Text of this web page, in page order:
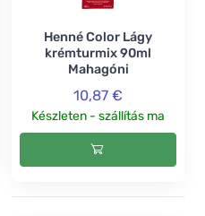
Henné Color Lágy
krémturmix 90ml
Mahagóni
10,87 €
Készleten - szállítás ma